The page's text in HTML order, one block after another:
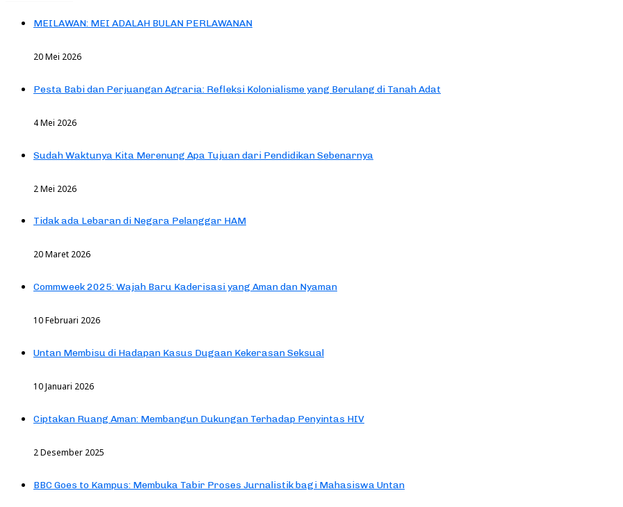
MEILAWAN: MEI ADALAH BULAN PERLAWANAN
20 Mei 2026
Pesta Babi dan Perjuangan Agraria: Refleksi Kolonialisme yang Berulang di Tanah Adat
4 Mei 2026
Sudah Waktunya Kita Merenung Apa Tujuan dari Pendidikan Sebenarnya
2 Mei 2026
Tidak ada Lebaran di Negara Pelanggar HAM
20 Maret 2026
Commweek 2025: Wajah Baru Kaderisasi yang Aman dan Nyaman
10 Februari 2026
Untan Membisu di Hadapan Kasus Dugaan Kekerasan Seksual
10 Januari 2026
Ciptakan Ruang Aman: Membangun Dukungan Terhadap Penyintas HIV
2 Desember 2025
BBC Goes to Kampus: Membuka Tabir Proses Jurnalistik bagi Mahasiswa Untan